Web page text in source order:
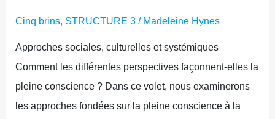
Cinq brins, STRUCTURE 3/ Madeleine Hynes
Approches sociales, culturelles et systémiques
Comment les différentes perspectives façonnent-elles la
pleine conscience ? Dans ce volet, nous examinerons
les approches fondées sur la pleine conscience à la